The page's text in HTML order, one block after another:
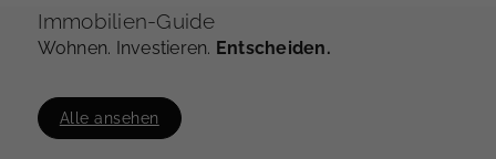
Immobilien-Guide
Wohnen. Investieren. Entscheiden.
Alle ansehen